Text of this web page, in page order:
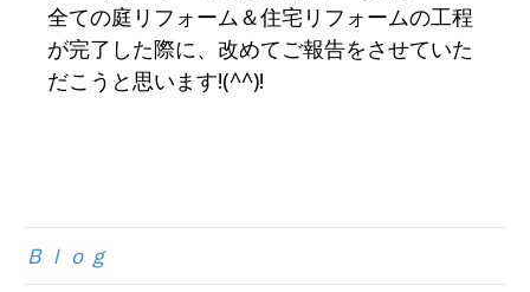
全ての庭リフォーム＆住宅リフォームの工程
が完了した際に、改めてご報告をさせていた
だこうと思います!(^^)!
Ｂｌｏｇ